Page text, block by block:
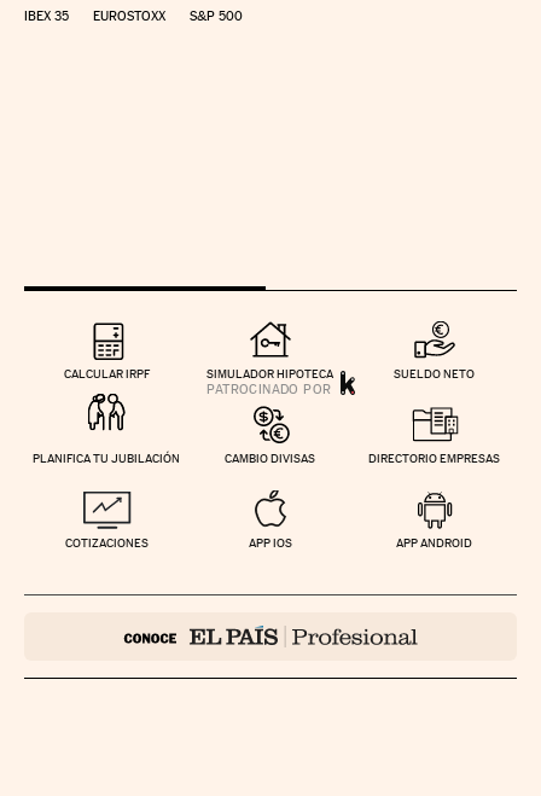
IBEX 35 EUROSTOXX S&P 500
CALCULAR IRPF SIMULADOR HIPOTECA SUELDO NETO
PLANIFICA TU JUBILACIÓN CAMBIO DIVISAS DIRECTORIO EMPRESAS
COTIZACIONES APP IOS APP ANDROID